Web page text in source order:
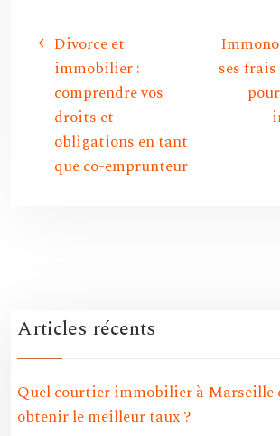
Divorce et
immobilier :
comprendre vos
droits et
obligations en tant
que co-emprunteur
ses
Articles récents
Quel courtier immobilier à Marseille
obtenir le meilleur taux ?